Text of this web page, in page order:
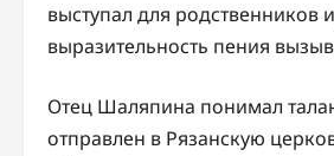
выступал для родственников
выразительность пения
Отец Шаляпина понимал
отправлен в Рязанскую